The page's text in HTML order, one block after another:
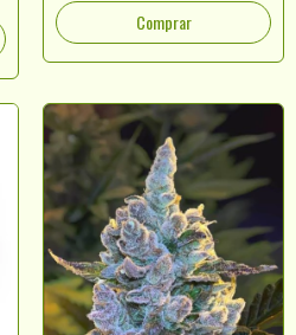
Comprar